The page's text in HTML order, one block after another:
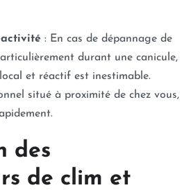
: En cas de dépannage de
durant une canicule,
et réactif est inestimable.
situé à proximité de chez vous,
des
de clim et